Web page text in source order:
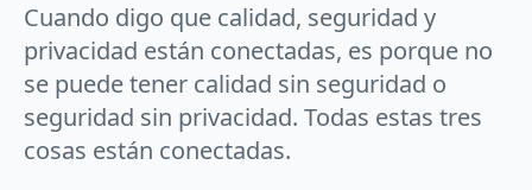
Cuando digo que calidad, seguridad y
privacidad están conectadas, es porque no
se puede tener calidad sin seguridad o
seguridad sin privacidad. Todas estas tres
cosas están conectadas.